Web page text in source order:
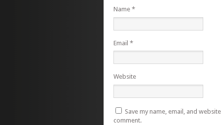
Name *
Email *
Website
Save my name, email, and
comment.